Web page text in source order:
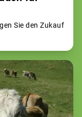
Sie den Zukauf